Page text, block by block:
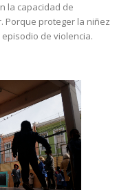
la capacidad de
Porque proteger la niñez
de violencia.